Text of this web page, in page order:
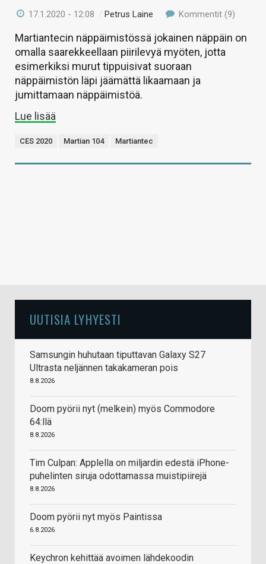
17.1.2020 - 12:08 /Petrus Laine Kommentit (9)
Martiantecin näppäimistössä jokainen näppäin on
omalla saarekkeellaan piirilevyä myöten, jotta
esimerkiksi murut tippuisivat suoraan
näppäimistön läpi jäämättä likaamaan ja
jumittamaan näppäimistöä.
Lue lisää
CES 2020 Martian 104 Martiantec
UUTISIA LYHYESTI
Samsungin huhutaan tiputtavan Galaxy S27
Ultrasta neljännen takakameran pois
8.8.2026
Doom pyörii nyt (melkein) myös Commodore
64:llä
8.8.2026
Tim Culpan: Applella on miljardin edestä iPhone-
puhelinten siruja odottamassa muistipiirejä
8.8.2026
Doom pyörii nyt myös Paintissa
6.8.2026
Keychron kehittää avoimen lähdekoodin